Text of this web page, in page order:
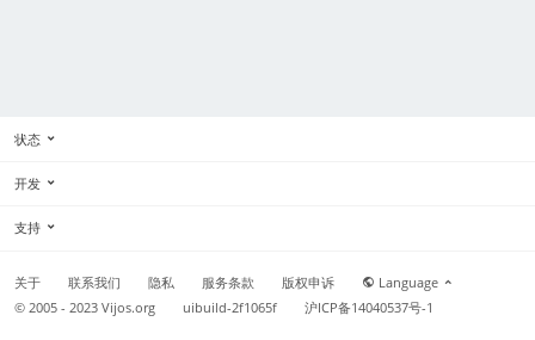
状态
开发
支持
关于 联系我们 隐私 服务条款 版权申诉
Language
© 2005 - 2023Vijos.org uibuild-2f1065f 沪ICP备14040537号-1